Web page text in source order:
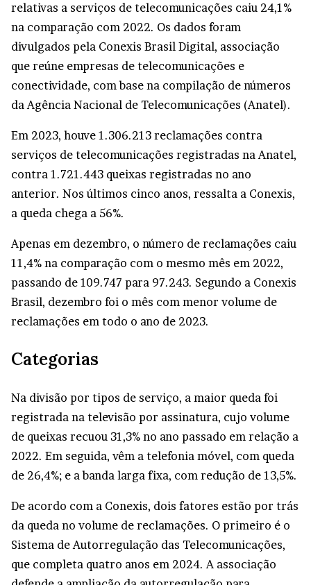
relativas a serviços de telecomunicações caiu 24,1%
na comparação com 2022. Os dados foram
divulgados pela Conexis Brasil Digital, associação
que reúne empresas de telecomunicações e
conectividade, com base na compilação de números
da Agência Nacional de Telecomunicações (Anatel).
Em 2023, houve 1.306.213 reclamações contra
serviços de telecomunicações registradas na Anatel,
contra 1.721.443 queixas registradas no ano
anterior. Nos últimos cinco anos, ressalta a Conexis,
a queda chega a 56%.
Apenas em dezembro, o número de reclamações caiu
11,4% na comparação com o mesmo mês em 2022,
passando de 109.747 para 97.243. Segundo a Conexis
Brasil, dezembro foi o mês com menor volume de
reclamações em todo o ano de 2023.
Categorias
Na divisão por tipos de serviço, a maior queda foi
registrada na televisão por assinatura, cujo volume
de queixas recuou 31,3% no ano passado em relação a
2022. Em seguida, vêm a telefonia móvel, com queda
de 26,4%; e a banda larga fixa, com redução de 13,5%.
De acordo com a Conexis, dois fatores estão por trás
da queda no volume de reclamações. O primeiro é o
Sistema de Autorregulação das Telecomunicações,
que completa quatro anos em 2024. A associação